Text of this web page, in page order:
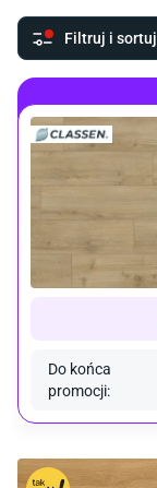
Filtruj i sortuj
Do końca
promocji: